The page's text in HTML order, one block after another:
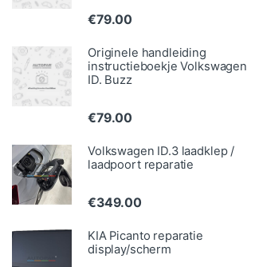
€79.00
Originele handleiding
instructieboekje Volkswagen
ID. Buzz
€79.00
Volkswagen ID.3 laadklep /
laadpoort reparatie
€349.00
KIA Picanto reparatie
display/scherm